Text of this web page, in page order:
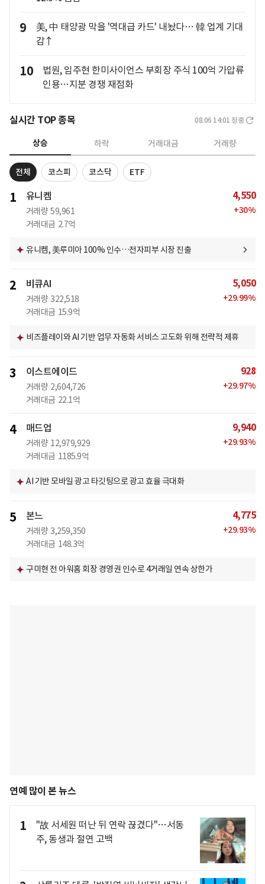
9
美, 中 태양광 막을 '역대급 카드' 내놨다… 韓 업계 기대
감↑
10
법원, 임주현 한미사이언스 부회장 주식 100억 가압류
인용…지분 경쟁 재점화
실시간 TOP 종목 08.06 14:01 장중
상승 하락 거래대금 거래량
전체 코스피 코스닥 ETF
1 유니켐
거래량 59,961
거래대금 2.7억
4,550
+30%
유니켐, 美루미아 100% 인수…전자피부 시장 진출
2 비큐AI
거래량 322,518
거래대금 15.9억
5,050
+29.99%
비즈플레이와 AI 기반 업무 자동화 서비스 고도화 위해 전략적 제휴
3 이스트에이드
거래량 2,604,726
거래대금 22.1억
928
+29.97%
4 매드업
거래량 12,979,929
거래대금 1185.9억
9,940
+29.93%
AI 기반 모바일 광고 타깃팅으로 광고 효율 극대화
5 본느
거래량 3,259,350
거래대금 148.3억
4,775
+29.93%
구미현 전 아워홈 회장 경영권 인수로 4거래일 연속 상한가
연예 많이 본 뉴스
1
"故 서세원 떠난 뒤 연락 끊겼다"…서동
주, 동생과 절연 고백